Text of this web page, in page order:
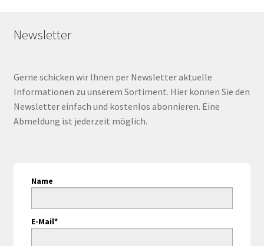
Newsletter
Gerne schicken wir Ihnen per Newsletter aktuelle
Informationen zu unserem Sortiment. Hier können Sie den
Newsletter einfach und kostenlos abonnieren. Eine
Abmeldung ist jederzeit möglich.
Name
E-Mail*